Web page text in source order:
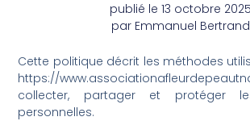
publié le 13 octobre 2025
par Emmanuel Bertrand
Cette politique décrit les méthodes
https://
collecter, partager et protéger
personnelles.